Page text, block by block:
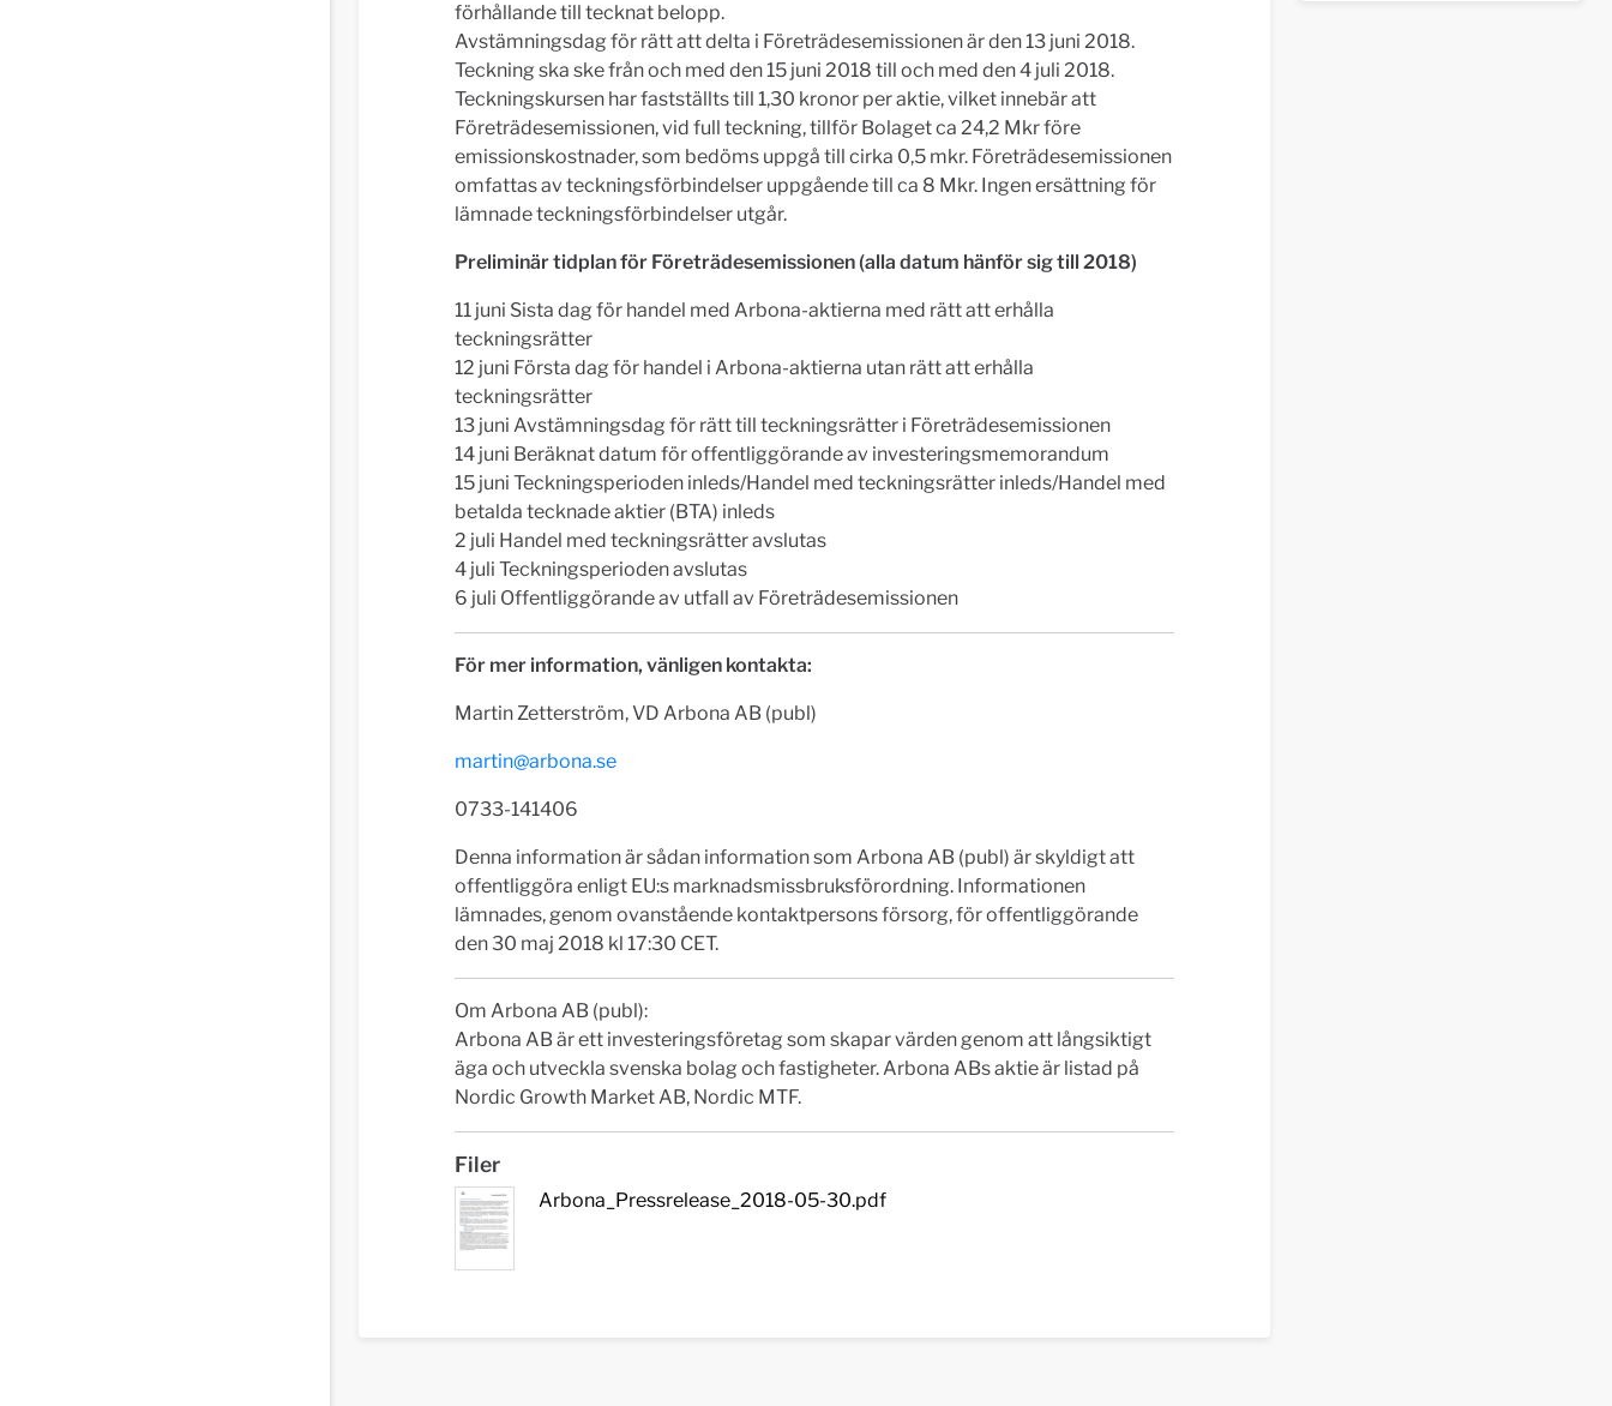
förhållande till tecknat belopp.
Avstämningsdag för rätt att delta i Företrädesemissionen är den 13 juni 2018.
Teckning ska ske från och med den 15 juni 2018 till och med den 4 juli 2018.
Teckningskursen har fastställts till 1,30 kronor per aktie, vilket innebär att
Företrädesemissionen, vid full teckning, tillför Bolaget ca 24,2 Mkr före
emissionskostnader, som bedöms uppgå till cirka 0,5 mkr. Företrädesemissionen
omfattas av teckningsförbindelser uppgående till ca 8 Mkr. Ingen ersättning för
lämnade teckningsförbindelser utgår.
Preliminär tidplan för Företrädesemissionen (alla datum hänför sig till 2018)
11 juni Sista dag för handel med Arbona-aktierna med rätt att erhålla
teckningsrätter
12 juni Första dag för handel i Arbona-aktierna utan rätt att erhålla
teckningsrätter
13 juni Avstämningsdag för rätt till teckningsrätter i Företrädesemissionen
14 juni Beräknat datum för offentliggörande av investeringsmemorandum
15 juni Teckningsperioden inleds/Handel med teckningsrätter inleds/Handel med
betalda tecknade aktier (BTA) inleds
2 juli Handel med teckningsrätter avslutas
4 juli Teckningsperioden avslutas
6 juli Offentliggörande av utfall av Företrädesemissionen
För mer information, vänligen kontakta:
Martin Zetterström, VD Arbona AB (publ)
martin@arbona.se
0733-141406
Denna information är sådan information som Arbona AB (publ) är skyldigt att
offentliggöra enligt EU:s marknadsmissbruksförordning. Informationen
lämnades, genom ovanstående kontaktpersons försorg, för offentliggörande
den 30 maj 2018 kl 17:30 CET.
Om Arbona AB (publ):
Arbona AB är ett investeringsföretag som skapar värden genom att långsiktigt
äga och utveckla svenska bolag och fastigheter. Arbona ABs aktie är listad på
Nordic Growth Market AB, Nordic MTF.
Filer
Arbona_Pressrelease_2018-05-30.pdf